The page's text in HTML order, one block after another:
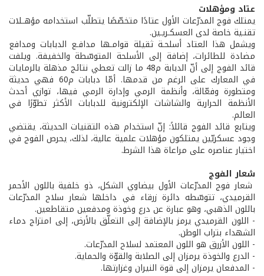
عتاد ومؤهلات
يمتلك فوج المدرّعات الأول عتادًا متخصّصًا يتطلّب استخدامه مؤهــلات
تقنـية خاصة لدى العسكـريـين.
ويشمل هذا العتاد أسلحـة ثقيلة قوامـها مدافـع الدبابات ومدافع
مضادة للطائرات، إضافة إلى الأسلحة المتوسّطة والخفيفة. ويلفت
قائد الفوج إلى أنّ الدبابة م48 ما زالت تعطي نتائج مذهلة بالرمايات
في المعارك على الرغم من قدمها. أمّا دبابات م60 فهي حديثة
ومتطورة وفعّالة، وأنظمة الرمي وإدارة الرمي فيها، توازي أحدث
الأنظمة الحرارية والشاشات الإلكترونية للدبابات الأكثر تطوّرًا في
العالم.
ويتابع قائد الفوج قائلاً: إنّ استخدام هذه التقنيات الحديثة، يقتضي
وجود عسكريّين يمتلكون مؤهلات علمية عالية، لذلك، يحرص الفوج في
اختيار عناصره على مراعاة هذا الشرط.
شعار الفوج
شعار فوج المدرّعات الأول بيضاوي الشكل، ذو خلفية باللون الأحمر
القرميدي، تتوسّطه دائرة زرقاء في داخلها شعار سلاح المدرّعات
باللون الذهبي، وهو عبارة عن درع وخوذة ومدفعين متقاطعين.
- اللون القرميدي يرمز بالإضافة إلى التعلّق بالأرض، إلى امتزاج دماء
الشهداء بتراب الوطن.
- اللون الأزرق هو اللون المعتمد لسلاح المدرّعات.
- الدرع والخوذة يرمزان إلى الصلابة والقوّة والحماية.
- المدفعان يرمزان إلى قوة النيران وغزارتها.